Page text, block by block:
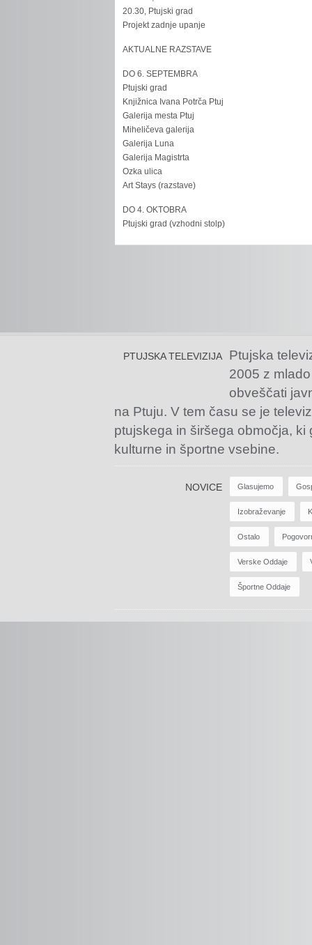
20.30, Ptujski grad
Projekt zadnje upanje
AKTUALNE RAZSTAVE
DO 6. SEPTEMBRA
Ptujski grad
Knjižnica Ivana Potrča Ptuj
Galerija mesta Ptuj
Miheličeva galerija
Galerija Luna
Galerija Magistrta
Ozka ulica
Art Stays (razstave)
DO 4. OKTOBRA
Ptujski grad (vzhodni stolp)
PTUJSKA TELEVIZIJA
Ptujska
2005 z
obveščati
na Ptuju. V tem času se je
ptujskega in širšega območja,
kulturne in športne vsebine.
NOVICE Glasujemo
Izobraževanje
Ostalo
Verske Oddaje
Športne Oddaje